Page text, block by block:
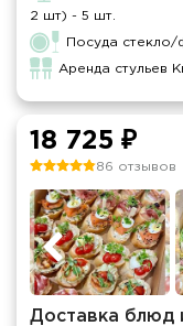
2 шт) - 5 шт.
Посуда
Аренда стульев
18 725 ₽
86 отзывов
Доставка блюд